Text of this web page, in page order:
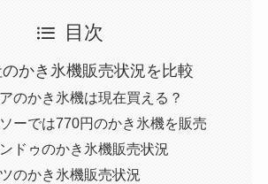
【100均】ダイソー/
セリア等でカトラリ
ー収納ポーチは買え
る？選び方＆活用
法！
目次
かき氷機販売状況を比較
のかき氷機は現在買える？
ーでは770円のかき氷機を販売
ドゥのかき氷機販売状況
のかき氷機販売状況